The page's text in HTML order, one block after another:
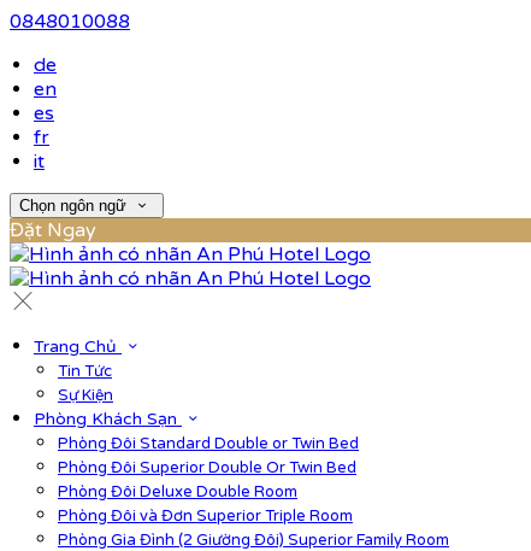
0848010088
de
en
es
fr
it
Chọn ngôn ngữ
Đặt Ngay
Trang Chủ
Tin Tức
Sự Kiện
Phòng Khách Sạn
Phòng Đôi Standard Double or Twin Bed
Phòng Đôi Superior Double Or Twin Bed
Phòng Đôi Deluxe Double Room
Phòng Đôi và Đơn Superior Triple Room
Phòng Gia Đình (2 Giường Đôi) Superior Family Room